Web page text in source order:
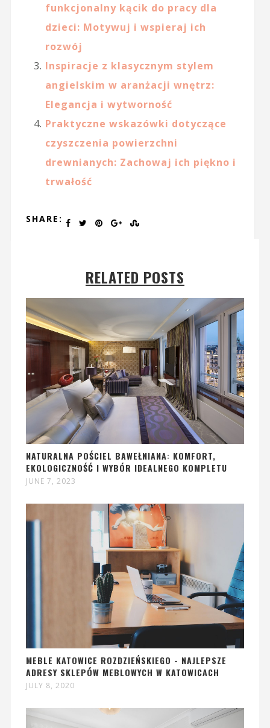
funkcjonalny kącik do pracy dla
dzieci: Motywuj i wspieraj ich
rozwój
Inspiracje z klasycznym stylem
angielskim w aranżacji wnętrz:
Elegancja i wytworność
Praktyczne wskazówki dotyczące
czyszczenia powierzchni
drewnianych: Zachowaj ich piękno i
trwałość
SHARE:
RELATED POSTS
NATURALNA POŚCIEL BAWEŁNIANA: KOMFORT,
EKOLOGICZNOŚĆ I WYBÓR IDEALNEGO KOMPLETU
JUNE 7, 2023
MEBLE KATOWICE ROZDZIEŃSKIEGO - NAJLEPSZE
ADRESY SKLEPÓW MEBLOWYCH W KATOWICACH
JULY 8, 2020